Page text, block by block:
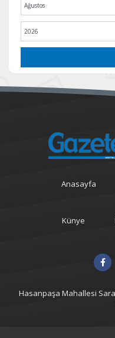
Anasayfa
Künye
Hasanpaşa Mahallesi